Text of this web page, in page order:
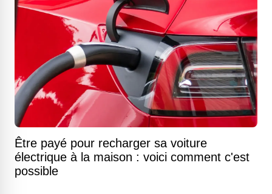
Être payé pour recharger sa voiture
électrique à la maison : voici comment c'est
possible